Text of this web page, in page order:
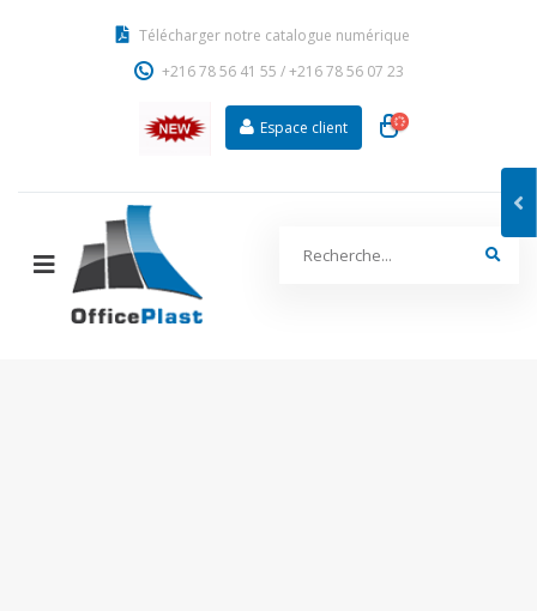
Télécharger notre catalogue numérique
+216 78 56 41 55 /+216 78 56 07 23
Espace client